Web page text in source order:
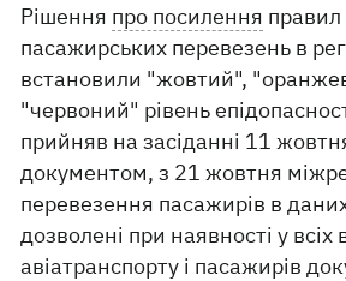
Рішення про посилення правил
пасажирських перевезень в
встановили "жовтий",
"червоний" рівень
прийняв на засіданні 11
документом, з 21 жовтня
перевезення пасажирів в
дозволені при наявності у всіх
авіатранспорту і пасажирів